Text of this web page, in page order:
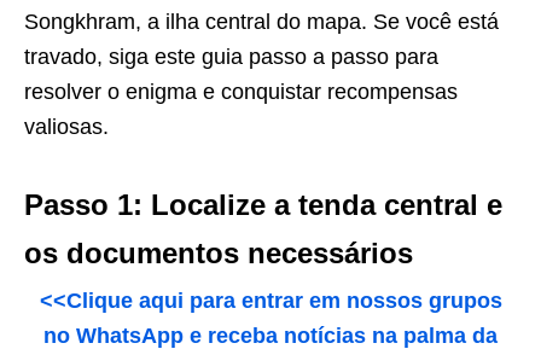
Songkhram, a ilha central do mapa. Se você está
travado, siga este guia passo a passo para
resolver o enigma e conquistar recompensas
valiosas.
Passo 1: Localize a tenda central e
os documentos necessários
<<Clique aqui para entrar em nossos grupos
no WhatsApp e receba notícias na palma da